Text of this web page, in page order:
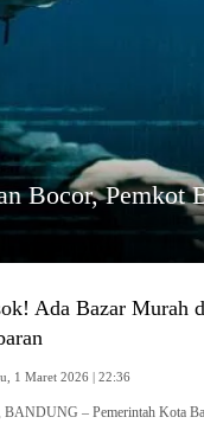
Bocor, Pemkot
Ada Bazar Murah
1 Maret 2026 | 22:36
BANDUNG – Pemerintah Kota